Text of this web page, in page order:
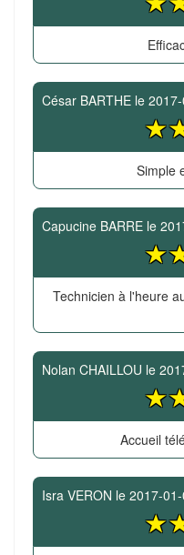
César BARTHE le
Simple
Capucine BARRE le
Technicien à l'heure
Nolan CHAILLOU le
Accueil
Isra VERON le 2017-